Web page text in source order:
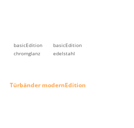
basicEdition
chromglanz
basicEdition
edelstahl
Türbänder modernEdition